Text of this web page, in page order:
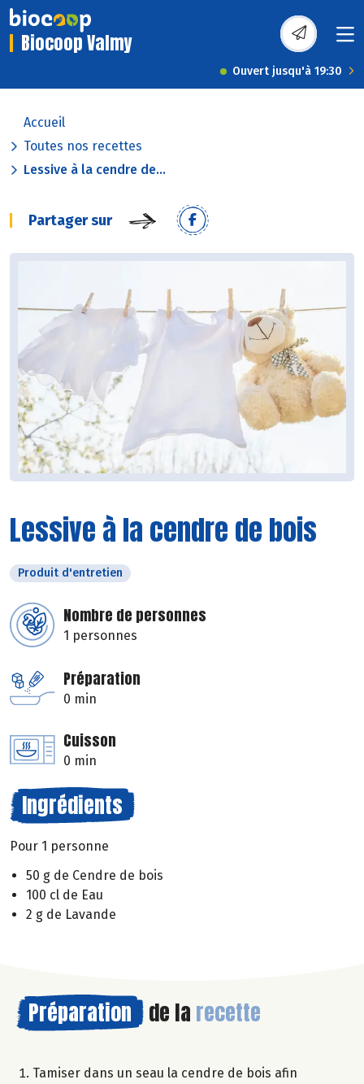
Biocoop Valmy
Ouvert jusqu'à 19:30
Accueil
Toutes nos recettes
Lessive à la cendre de...
Partager sur
Lessive à la cendre de bois
Produit d'entretien
Nombre de personnes
1 personnes
Préparation
0 min
Cuisson
0 min
Ingrédients
Pour 1 personne
50 g de Cendre de bois
100 cl de Eau
2 g de Lavande
Préparation de la recette
Tamiser dans un seau la cendre de bois afin